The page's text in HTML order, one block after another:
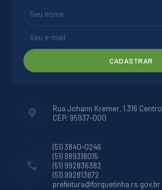
Rua Johann Kremer, 1.316 Centro
CEP: 95937-000
(51) 3840-0246
(51) 989318015
(51) 992836382
(51) 992813872
prefeitura@forquetinha.rs.gov.br
CADASTRAR